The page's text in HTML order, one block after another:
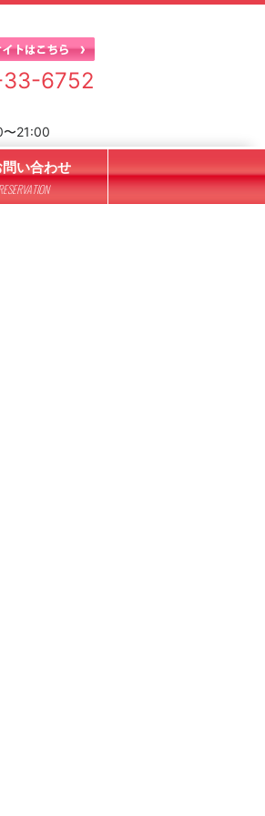
6752
〜21:00
い合わせ